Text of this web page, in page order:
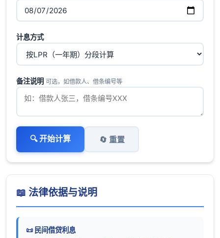
计息方式
备注说明 可选，如借款人、借条编号等
🔍 开始计算 🔄 重置
📖 法律依据与说明
📜 民间借贷利息